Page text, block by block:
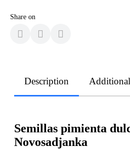
Share on
Description
Semillas pimienta
Novosadjanka